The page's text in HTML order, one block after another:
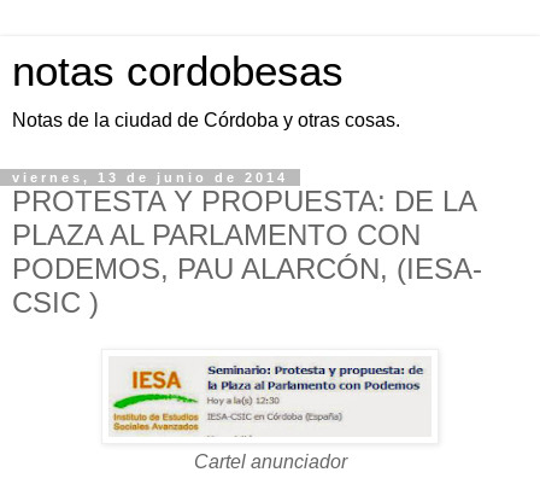
notas cordobesas
Notas de la ciudad de Córdoba y otras cosas.
viernes, 13 de junio de 2014
PROTESTA Y PROPUESTA: DE LA
PLAZA AL PARLAMENTO CON
PODEMOS, PAU ALARCÓN, (IESA-
CSIC )
Cartel anunciador